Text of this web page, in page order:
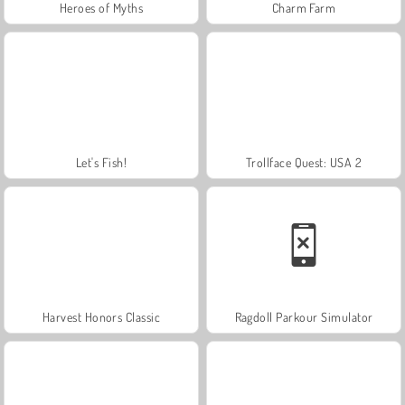
Heroes of Myths Charm Farm
Let's Fish! Trollface Quest: USA 2
Harvest Honors Classic Ragdoll Parkour Simulator